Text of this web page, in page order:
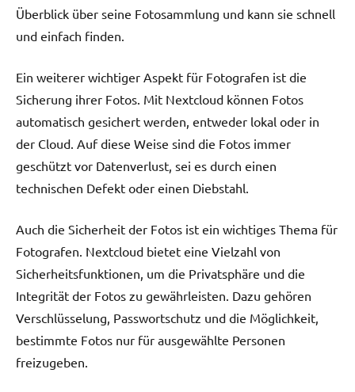
Überblick über seine Fotosammlung und kann sie schnell
und einfach finden.
Ein weiterer wichtiger Aspekt für Fotografen ist die
Sicherung ihrer Fotos. Mit Nextcloud können Fotos
automatisch gesichert werden, entweder lokal oder in
der Cloud. Auf diese Weise sind die Fotos immer
geschützt vor Datenverlust, sei es durch einen
technischen Defekt oder einen Diebstahl.
Auch die Sicherheit der Fotos ist ein wichtiges Thema für
Fotografen. Nextcloud bietet eine Vielzahl von
Sicherheitsfunktionen, um die Privatsphäre und die
Integrität der Fotos zu gewährleisten. Dazu gehören
Verschlüsselung, Passwortschutz und die Möglichkeit,
bestimmte Fotos nur für ausgewählte Personen
freizugeben.